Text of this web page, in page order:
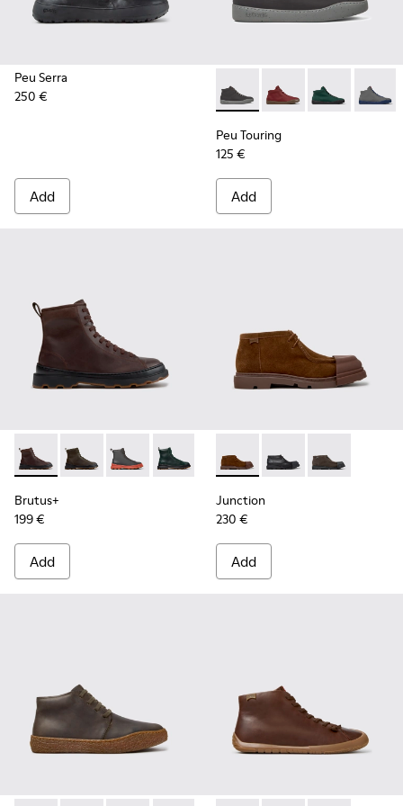
Peu Serra
250 €
Add
Peu Touring - K300270-018
Peu Touring -Peu Touring -
Peu
Peu Touring
125 €
Add
Brutus+ - K300533-014 - Brown Nubuck Ankle Boots for
Brutus+ - K300533-011 - Green Nubuck Ankle Boots
Brutus+ - K300533-006
Brutus+ - K300533-005
Brutus+ - K300533-002
Brutus+ - K300533-001
Brutus+
199 €
Add
Junction - K300475-005 -
Junction - K300475-
Junction -
Junction
230 €
Add